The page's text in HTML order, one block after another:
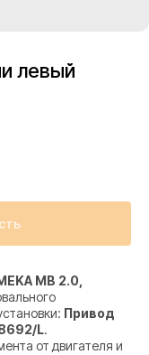
левый
MB 2.0,
Привод
L.
от двигателя и